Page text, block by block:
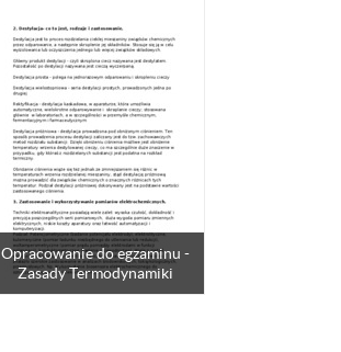
Opracowanie do egzaminu -
Zasady Termodynamiki